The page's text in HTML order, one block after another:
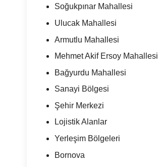
Soğukpınar Mahallesi
Ulucak Mahallesi
Armutlu Mahallesi
Mehmet Akif Ersoy Mahallesi
Bağyurdu Mahallesi
Sanayi Bölgesi
Şehir Merkezi
Lojistik Alanlar
Yerleşim Bölgeleri
Bornova